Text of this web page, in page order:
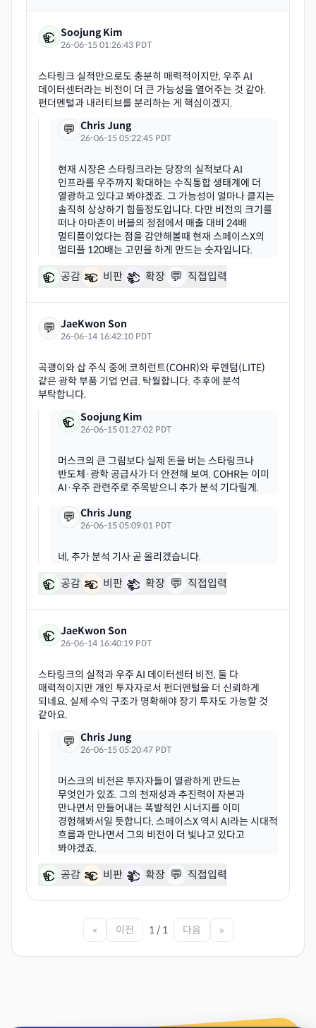
Soojung Kim
26-06-15 01:26:43 PDT
스타링크 실적만으로도 충분히 매력적이지만, 우주 AI
데이터센터라는 비전이 더 큰 가능성을 열어주는 것 같아.
💬 Chris Jung
26-06-15 05:22:45 PDT
현재 시장은 스타링크라는 당장의 실적보다 AI
인프라를 우주까지 확대하는 수직통합 생태계에 더
열광하고 있다고 봐야겠죠. 그 가능성이 얼마나 클지는
솔직히 상상하기 힘들정도입니다. 다만 비전의 크기를
떠나 아마존이 버블의 정점에서 매출 대비 24배
멀티플이었다는 점을 감안해볼때 현재 스페이스X의
공감 비판 확장 💬 직접입력
💬 JaeKwon Son
26-06-14 16:42:10 PDT
곡괭이와 삽 주식 중에 코히런트(COHR)와 루멘텀(LITE)
같은 광학 부품 기업 언급. 탁월합니다. 추후에 분석
Soojung Kim
26-06-15 01:27:02 PDT
머스크의 큰 그림보다 실제 돈을 버는 스타링크나
반도체·광학 공급사가 더 안전해 보여. COHR는 이미
💬 Chris Jung
26-06-15 05:09:01 PDT
공감 비판 확장 💬 직접입력
JaeKwon Son
26-06-14 16:40:19 PDT
스타링크의 실적과 우주 AI 데이터센터 비전, 둘 다
매력적이지만 개인 투자자로서 펀더멘털을 더 신뢰하게
되네요. 실제 수익 구조가 명확해야 장기 투자도 가능할 것
💬 Chris Jung
26-06-15 05:20:47 PDT
머스크의 비전은 투자자들이 열광하게 만드는
무엇인가 있죠. 그의 천재성과 추진력이 자본과
만나면서 만들어내는 폭발적인 시너지를 이미
경험해봐서일 듯합니다. 스페이스X 역시 AI라는 시대적
흐름과 만나면서 그의 비전이 더 빛나고 있다고
공감 비판 확장 💬 직접입력
« 이전 1 / 1 다음 »